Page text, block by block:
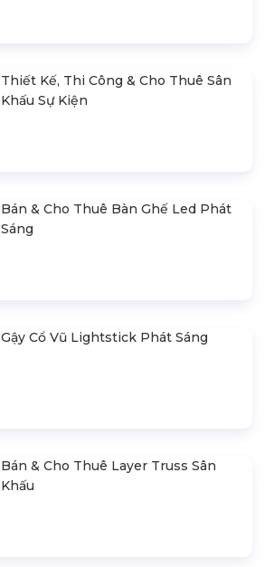
Thiết Kế, Thi Công & Cho Thuê Sân
Khấu Sự Kiện
Bán & Cho Thuê Bàn Ghế Led Phát
Sáng
Gậy Cổ Vũ Lightstick Phát Sáng
Bán & Cho Thuê Layer Truss Sân
Khấu